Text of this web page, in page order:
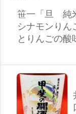
笹一「旦 純
シナモンりん
とりんごの酸